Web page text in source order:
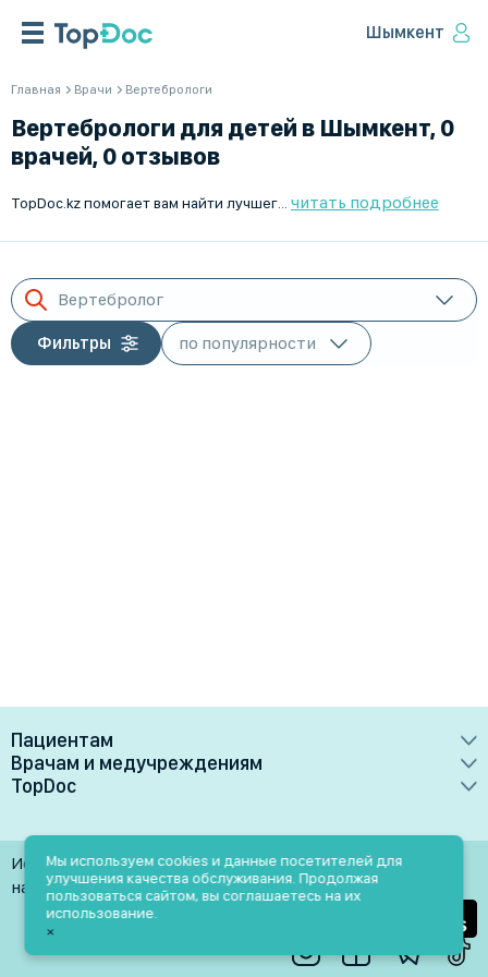
Шымкент
Главная Врачи Вертебрологи
Вертебрологи для детей в Шымкент, 0
врачей, 0 отзывов
читать подробнее
Вертебролог
Фильтры
Пациентам
Врачи
Клиники
Лаборатории
Услуги
Блог
Акции и скидки
Врачам и медучреждениям
Преимущества
Медучреждениям
Врачам
TopDoc
Контакты
Помощь
Использование материалов разрешено только при
наличии активной ссылки на источник
Мы используем cookies и данные посетителей для
улучшения качества обслуживания. Продолжая
пользоваться сайтом, вы соглашаетесь на их
использование.
×